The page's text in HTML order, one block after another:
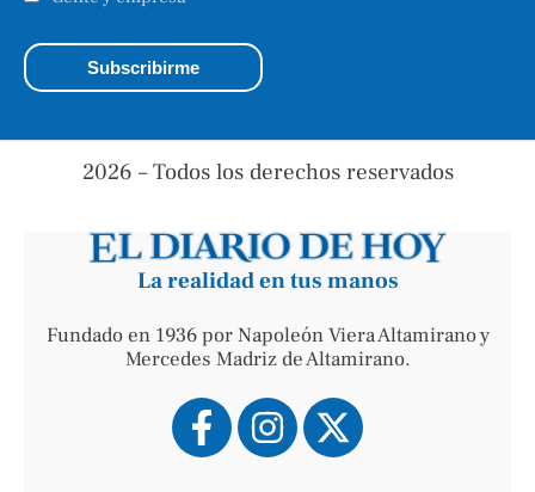
2026 – Todos los derechos reservados
La realidad en tus manos
Fundado en 1936 por Napoleón Viera Altamirano y
Mercedes Madriz de Altamirano.